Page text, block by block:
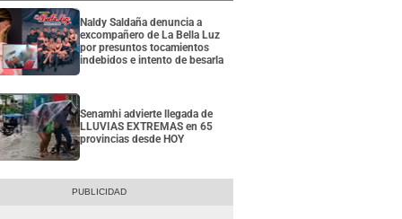
Naldy Saldaña denuncia a
excompañero de La Bella Luz
por presuntos tocamientos
indebidos e intento de besarla
Senamhi advierte llegada de
LLUVIAS EXTREMAS en 65
provincias desde HOY